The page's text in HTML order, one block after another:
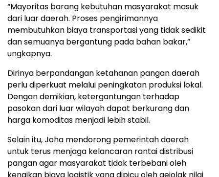
“Mayoritas barang kebutuhan masyarakat masuk
dari luar daerah. Proses pengirimannya
membutuhkan biaya transportasi yang tidak sedikit
dan semuanya bergantung pada bahan bakar,”
ungkapnya.
Dirinya berpandangan ketahanan pangan daerah
perlu diperkuat melalui peningkatan produksi lokal.
Dengan demikian, ketergantungan terhadap
pasokan dari luar wilayah dapat berkurang dan
harga komoditas menjadi lebih stabil.
Selain itu, Joha mendorong pemerintah daerah
untuk terus menjaga kelancaran rantai distribusi
pangan agar masyarakat tidak terbebani oleh